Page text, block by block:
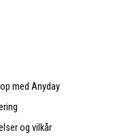
med Anyday
og vilkår